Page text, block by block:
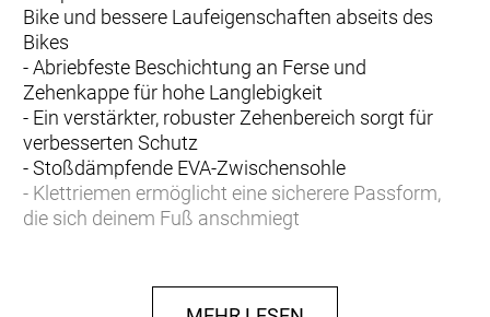
Bike und bessere Laufeigenschaften abseits des
Bikes
- Abriebfeste Beschichtung an Ferse und
Zehenkappe für hohe Langlebigkeit
- Ein verstärkter, robuster Zehenbereich sorgt für
verbesserten Schutz
- Stoßdämpfende EVA-Zwischensohle
- Klettriemen ermöglicht eine sicherere Passform,
die sich deinem Fuß anschmiegt
Komfortabel und robust